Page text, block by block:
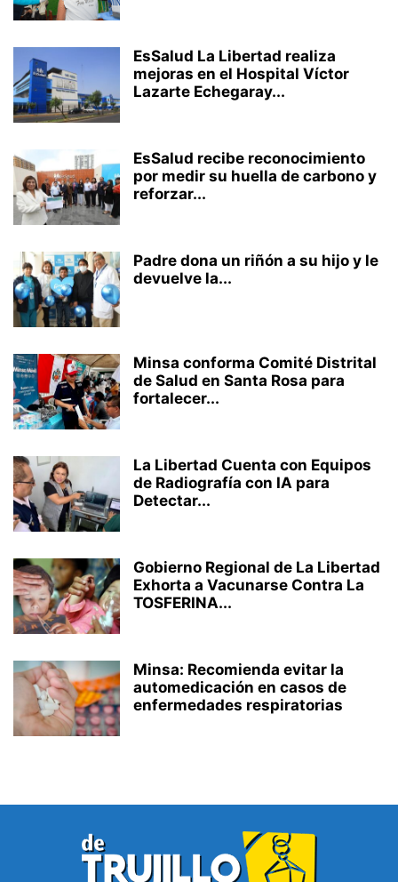
EsSalud La Libertad realiza
mejoras en el Hospital Víctor
Lazarte Echegaray...
EsSalud recibe reconocimiento
por medir su huella de carbono y
reforzar...
Padre dona un riñón a su hijo y le
devuelve la...
Minsa conforma Comité Distrital
de Salud en Santa Rosa para
fortalecer...
La Libertad Cuenta con Equipos
de Radiografía con IA para
Detectar...
Gobierno Regional de La Libertad
Exhorta a Vacunarse Contra La
TOSFERINA...
Minsa: Recomienda evitar la
automedicación en casos de
enfermedades respiratorias